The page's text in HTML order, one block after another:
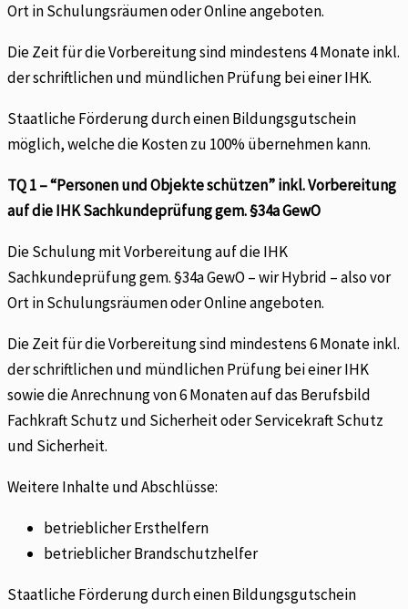
Ort in Schulungsräumen oder Online angeboten.
Die Zeit für die Vorbereitung sind mindestens 4 Monate inkl.
der schriftlichen und mündlichen Prüfung bei einer IHK.
Staatliche Förderung durch einen Bildungsgutschein
möglich, welche die Kosten zu 100% übernehmen kann.
TQ 1 – “Personen und Objekte schützen” inkl. Vorbereitung
auf die IHK Sachkundeprüfung gem. §34a GewO
Die Schulung mit Vorbereitung auf die IHK
Sachkundeprüfung gem. §34a GewO – wir Hybrid – also vor
Ort in Schulungsräumen oder Online angeboten.
Die Zeit für die Vorbereitung sind mindestens 6 Monate inkl.
der schriftlichen und mündlichen Prüfung bei einer IHK
sowie die Anrechnung von 6 Monaten auf das Berufsbild
Fachkraft Schutz und Sicherheit oder Servicekraft Schutz
und Sicherheit.
Weitere Inhalte und Abschlüsse:
betrieblicher Ersthelfern
betrieblicher Brandschutzhelfer
Staatliche Förderung durch einen Bildungsgutschein